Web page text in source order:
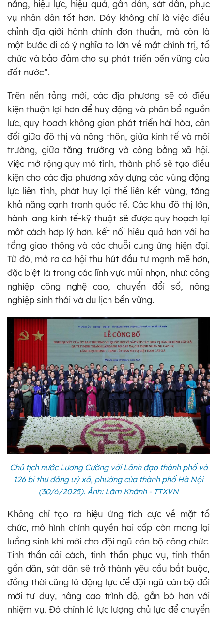
năng, hiệu lực, hiệu quả, gần dân, sát dân, phục
vụ nhân dân tốt hơn. Đây không chỉ là việc điều
chỉnh địa giới hành chính đơn thuần, mà còn là
một bước đi có ý nghĩa to lớn về mặt chính trị, tổ
chức và bảo đảm cho sự phát triển bền vững của
đất nước”.
Trên nền tảng mới, các địa phương sẽ có điều
kiện thuận lợi hơn để huy động và phân bổ nguồn
lực, quy hoạch không gian phát triển hài hòa, cân
đối giữa đô thị và nông thôn, giữa kinh tế và môi
trường, giữa tăng trưởng và công bằng xã hội.
Việc mở rộng quy mô tỉnh, thành phố sẽ tạo điều
kiện cho các địa phương xây dựng các vùng động
lực liên tỉnh, phát huy lợi thế liên kết vùng, tăng
khả năng cạnh tranh quốc tế. Các khu đô thị lớn,
hành lang kinh tế-kỹ thuật sẽ được quy hoạch lại
một cách hợp lý hơn, kết nối hiệu quả hơn với hạ
tầng giao thông và các chuỗi cung ứng hiện đại.
Từ đó, mở ra cơ hội thu hút đầu tư mạnh mẽ hơn,
đặc biệt là trong các lĩnh vực mũi nhọn, như: công
nghiệp công nghệ cao, chuyển đổi số, nông
nghiệp sinh thái và du lịch bền vững.
Chủ tịch nước Lương Cường với Lãnh đạo thành phố và
126 bí thư đảng uỷ xã, phường của thành phố Hà Nội
(30/6/2025). Ảnh: Lâm Khánh - TTXVN
Không chỉ tạo ra hiệu ứng tích cực về mặt tổ
chức, mô hình chính quyền hai cấp còn mang lại
luồng sinh khí mới cho đội ngũ cán bộ công chức.
Tinh thần cải cách, tinh thần phục vụ, tinh thần
gần dân, sát dân sẽ trở thành yêu cầu bắt buộc,
đồng thời cũng là động lực để đội ngũ cán bộ đổi
mới tư duy, nâng cao trình độ, gắn bó hơn với
nhiệm vụ. Đó chính là lực lượng chủ lực để chuyển